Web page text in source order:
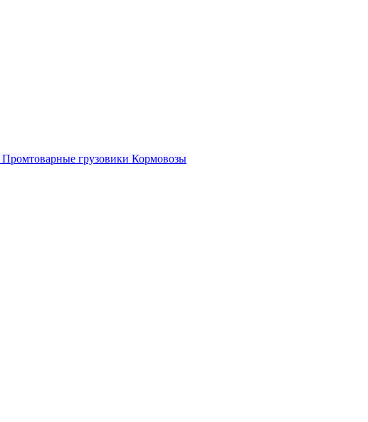
Промтоварные грузовики Кормовозы